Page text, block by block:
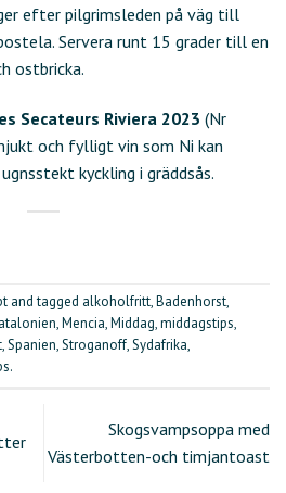
efter pilgrimsleden på väg till
Servera runt 15 grader till en
ostbricka.
Secateurs Riviera 2023 (Nr
och fylligt vin som Ni kan
kyckling i gräddsås.
and tagged alkoholfritt,Badenhorst,
,Mencia,Middag,middagstips,
,Spanien,Stroganoff,Sydafrika,
.
Skogsvampsoppa med
Västerbotten-och timjantoast